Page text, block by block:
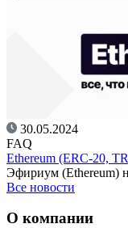
30.05.2024
FAQ
Ethereum (ERC-20,
Эфириум (Ethereum)
Все новости
О компании